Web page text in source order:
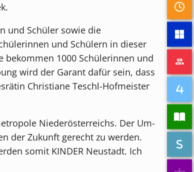
und Schüler sowie die
und Schülern in dieser
bekommen 1000 Schülerinnen und
wird der Garant dafür sein, dass
Christiane Teschl-Hofmeister
Niederösterreichs. Der Um-
der Zukunft gerecht zu werden.
somit KINDER Neustadt. Ich